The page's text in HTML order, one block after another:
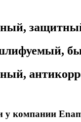
у компании